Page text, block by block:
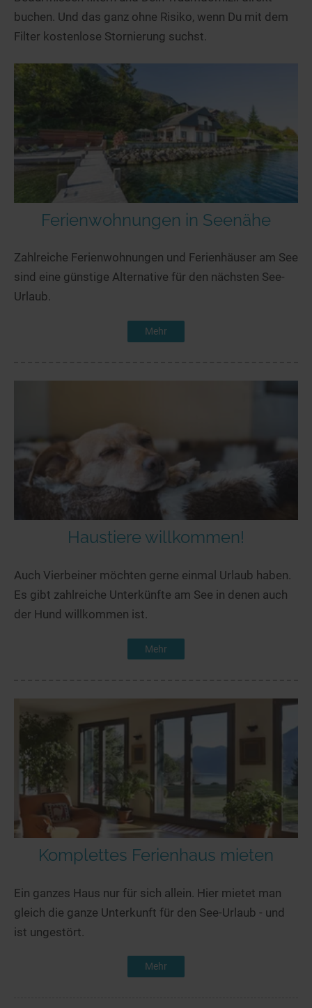
buchen. Und das ganz ohne Risiko, wenn Du mit dem
Filter kostenlose Stornierung suchst.
Ferienwohnungen in Seenähe
Zahlreiche Ferienwohnungen und Ferienhäuser am See
sind eine günstige Alternative für den nächsten See-
Urlaub.
Mehr
Haustiere willkommen!
Auch Vierbeiner möchten gerne einmal Urlaub haben.
Es gibt zahlreiche Unterkünfte am See in denen auch
der Hund willkommen ist.
Mehr
Komplettes Ferienhaus mieten
Ein ganzes Haus nur für sich allein. Hier mietet man
gleich die ganze Unterkunft für den See-Urlaub - und
ist ungestört.
Mehr